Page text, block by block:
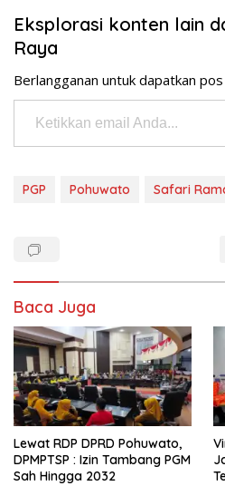
Eksplorasi konten lain
Raya
Berlangganan untuk dapatkan
Ketikkan email Anda...
PGP Pohuwato Safari
Baca Juga
Lewat RDP DPRD Pohuwato,
DPMPTSP : Izin Tambang PGM
Sah Hingga 2032